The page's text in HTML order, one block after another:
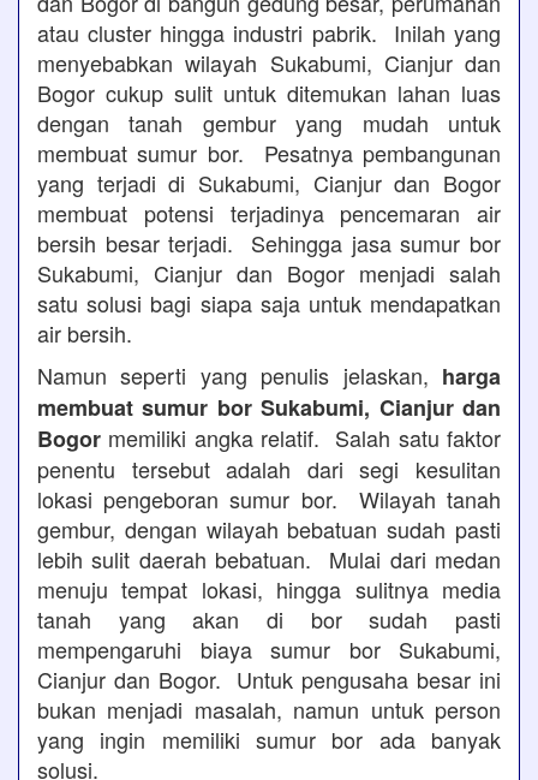
atau cluster hingga industri pabrik. Inilah yang
menyebabkan wilayah Sukabumi, Cianjur dan
Bogor cukup sulit untuk ditemukan lahan luas
dengan tanah gembur yang mudah untuk
membuat sumur bor. Pesatnya pembangunan
yang terjadi di Sukabumi, Cianjur dan Bogor
membuat potensi terjadinya pencemaran air
bersih besar terjadi. Sehingga jasa sumur bor
Sukabumi, Cianjur dan Bogor menjadi salah
satu solusi bagi siapa saja untuk mendapatkan
air bersih.
Namun seperti yang penulis jelaskan, harga
membuat sumur bor Sukabumi, Cianjur dan
Bogor memiliki angka relatif. Salah satu faktor
penentu tersebut adalah dari segi kesulitan
lokasi pengeboran sumur bor. Wilayah tanah
gembur, dengan wilayah bebatuan sudah pasti
lebih sulit daerah bebatuan. Mulai dari medan
menuju tempat lokasi, hingga sulitnya media
tanah yang akan di bor sudah pasti
mempengaruhi biaya sumur bor Sukabumi,
Cianjur dan Bogor. Untuk pengusaha besar ini
bukan menjadi masalah, namun untuk person
yang ingin memiliki sumur bor ada banyak
solusi.